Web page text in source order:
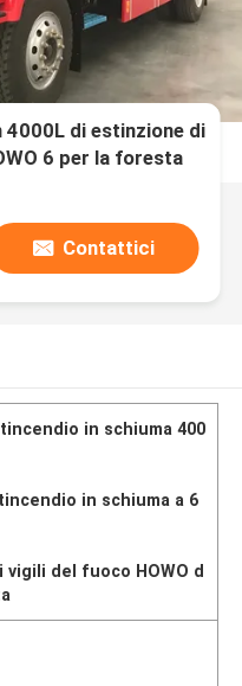
4000L di estinzione di
6 per la foresta
Contattici
in schiuma 400
in schiuma a 6
vigili del fuoco HOWO d